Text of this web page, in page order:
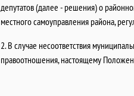
депутатов (далее - решения) о
местного самоуправления района,
2. В случае несоответствия
правоотношения, настоящему